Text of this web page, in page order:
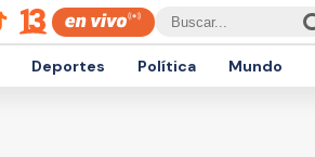
Deportes Política Mundo